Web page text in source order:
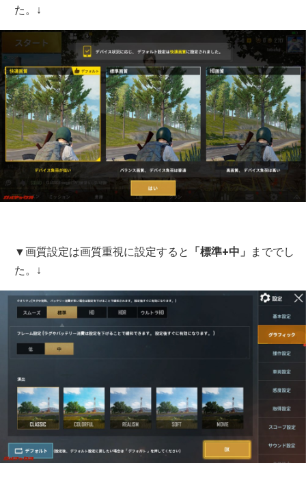
た。↓
▼画質設定は画質重視に設定すると 「標準+中」
まででし
た。↓